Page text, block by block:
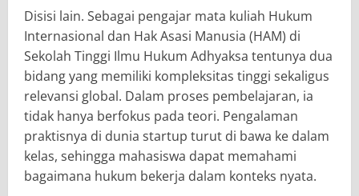
Disisi lain. Sebagai pengajar mata kuliah Hukum
Internasional dan Hak Asasi Manusia (HAM) di
Sekolah Tinggi Ilmu Hukum Adhyaksa tentunya dua
bidang yang memiliki kompleksitas tinggi sekaligus
relevansi global. Dalam proses pembelajaran, ia
tidak hanya berfokus pada teori. Pengalaman
praktisnya di dunia startup turut di bawa ke dalam
kelas, sehingga mahasiswa dapat memahami
bagaimana hukum bekerja dalam konteks nyata.